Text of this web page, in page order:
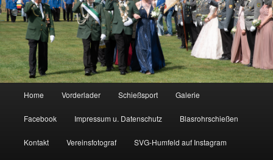
Home Vorderlader Schießsport Galerie
Facebook Impressum u. Datenschutz Blasrohrschießen
Kontakt Vereinsfotograf SVG-Humfeld auf Instagram